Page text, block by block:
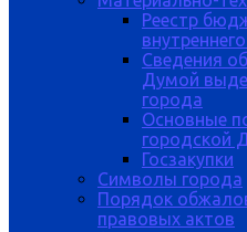
Реестр
Сведения
Думой
города
Основные
городской
Госзакупки
Символы города
Порядок
правовых актов